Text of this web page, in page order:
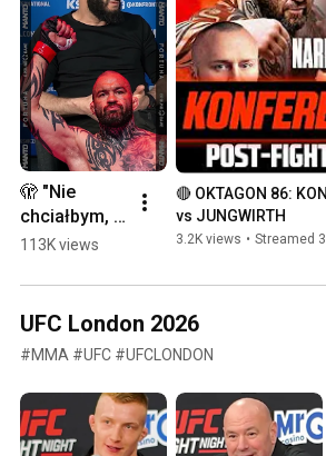
🫣 "Nie
chciałbym,
żeby on się
KHALIDOV
komentuje
MATERLI na
#Oktagon86
#shorts
113K views
🔴 OKTAGON 86:
vs JUNGWIRTH
3.2K views • Streamed
UFC London 2026
#MMA #UFC #UFCLONDON